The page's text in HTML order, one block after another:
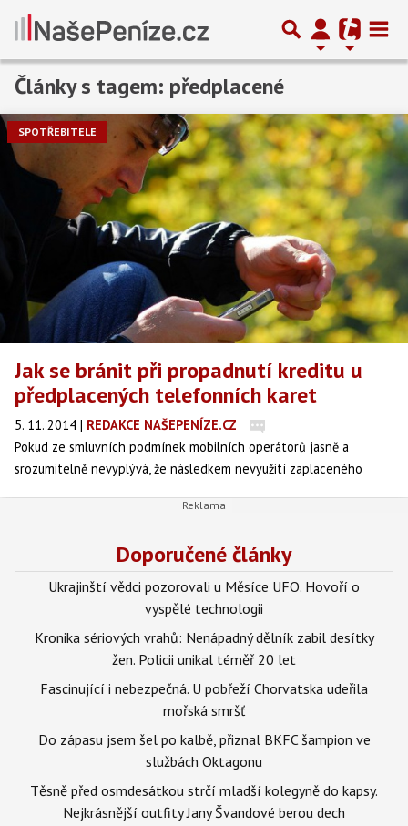
Články s tagem: předplacené
SPOTŘEBITELÉ
Jak se bránit při propadnutí kreditu u
předplacených telefonních karet
5. 11. 2014 | REDAKCE NAŠEPENÍZE.CZ
Pokud ze smluvních podmínek mobilních operátorů jasně a
srozumitelně nevyplývá, že následkem nevyužití zaplaceného
propadnutí zbývajícího kreditu, jedná se o porušení ustanovení §
Doporučené články
Ukrajinští vědci pozorovali u Měsíce UFO. Hovoří o
vyspělé technologii
Kronika sériových vrahů: Nenápadný dělník zabil desítky
žen. Policii unikal téměř 20 let
Fascinující i nebezpečná. U pobřeží Chorvatska udeřila
mořská smršť
Do zápasu jsem šel po kalbě, přiznal BKFC šampion ve
službách Oktagonu
Těsně před osmdesátkou strčí mladší kolegyně do kapsy.
Nejkrásnější outfity Jany Švandové berou dech